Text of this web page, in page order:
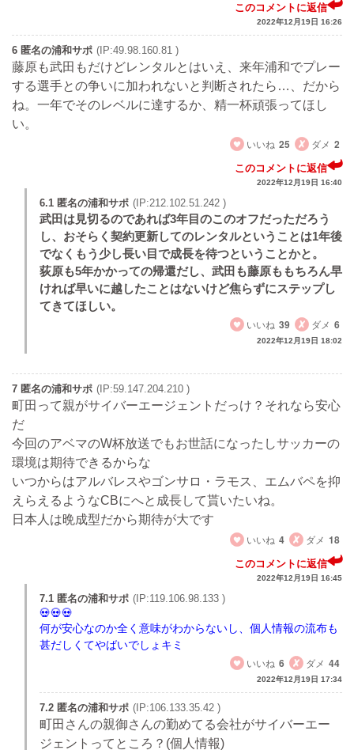
このコメントに返信
2022年12月19日 16:26
6 匿名の浦和サポ (IP:49.98.160.81 )
藤原も武田もだけどレンタルとはいえ、来年浦和でプレー
する選手との争いに加われないと判断されたら…、だから
ね。一年でそのレベルに達するか、精一杯頑張ってほし
い。
いいね 25 ダメ 2
このコメントに返信
2022年12月19日 16:40
6.1 匿名の浦和サポ (IP:212.102.51.242 )
武田は見切るのであれば3年目のこのオフだっただろう
し、おそらく契約更新してのレンタルということは1年後
でなくもう少し長い目で成長を待つということかと。
荻原も5年かかっての帰還だし、武田も藤原ももちろん早
ければ早いに越したことはないけど焦らずにステップし
てきてほしい。
いいね 39 ダメ 6
2022年12月19日 18:02
7 匿名の浦和サポ (IP:59.147.204.210 )
町田って親がサイバーエージェントだっけ？それなら安心
だ
今回のアベマのW杯放送でもお世話になったしサッカーの
環境は期待できるからな
いつからはアルバレスやゴンサロ・ラモス、エムバペを抑
えらえるようなCBにへと成長して貰いたいね。
日本人は晩成型だから期待が大です
いいね 4 ダメ 18
このコメントに返信
2022年12月19日 16:45
7.1 匿名の浦和サポ (IP:119.106.98.133 )
何が安心なのか全く意味がわからないし、個人情報の流布も
甚だしくてやばいでしょキミ
いいね 6 ダメ 44
2022年12月19日 17:34
7.2 匿名の浦和サポ (IP:106.133.35.42 )
町田さんの親御さんの勤めてる会社がサイバーエー
ジェントってところ？(個人情報)